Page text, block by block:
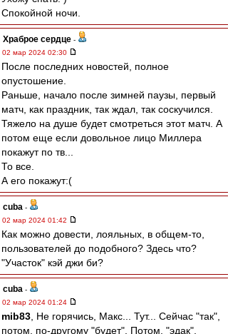
Спокойной ночи.
Храброе сердце -
02 мар 2024 02:30
После последних новостей, полное
опустошение.
Раньше, начало после зимней паузы, первый
матч, как праздник, так ждал, так соскучился.
Тяжело на душе будет смотреться этот матч. А
потом еще если довольное лицо Миллера
покажут по тв...
То все.
А его покажут:(
cuba -
02 мар 2024 01:42
Как можно довести, лояльных, в общем-то,
пользователей до подобного? Здесь что?
"Участок" кэй джи би?
cuba -
02 мар 2024 01:24
mib83 , Не горячись, Макс... Тут... Сейчас "так",
потом, по-другому "будет". Потом, "эдак".